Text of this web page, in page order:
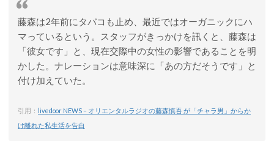
藤森は2年前にタバコも止め、最近ではオーガニックにハ
マっているという。スタッフがきっかけを訊くと、藤森は
「彼女です」と、現在交際中の女性の影響であることを明
かした。ナレーションは意味深に「あの方だそうです」と
付け加えていた。
引用： livedoor NEWS – オリエンタルラジオの藤森慎吾 が「チャラ男」からか
け離れた私生活を告白